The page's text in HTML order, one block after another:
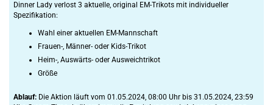
Dinner Lady verlost 3 aktuelle, original EM-Trikots mit individueller
Spezifikation:
Wahl einer aktuellen EM-Mannschaft
Frauen-, Männer- oder Kids-Trikot
Heim-, Auswärts- oder Ausweichtrikot
Größe
Ablauf: Die Aktion läuft vom 01.05.2024, 08:00 Uhr bis 31.05.2024, 23:59